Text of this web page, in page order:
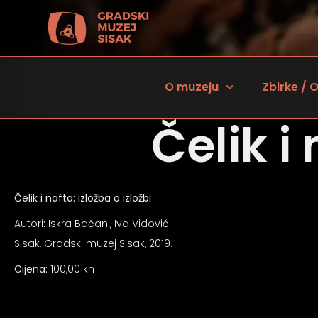
O muzeju Zbirke /
Čelik i
Čelik i nafta: izložba o izložbi
Autori: Iskra Baćani, Iva Vidović
Sisak, Gradski muzej Sisak, 2019.
Cijena: 100,00 kn
za osobe sa oštećenjem vida